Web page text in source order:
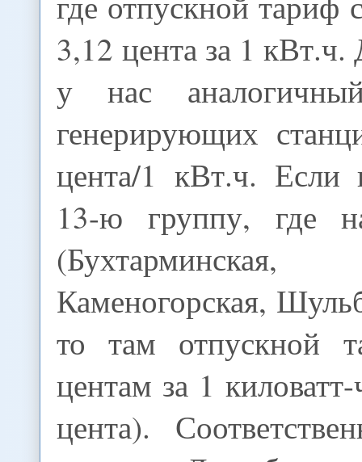
3,12 цента за 1 кВт.ч.
у нас
генерирующих
цента/1 кВт.ч. Если
13-ю группу, где
Каменогорская,
то там отпускной
центам за 1
цента).